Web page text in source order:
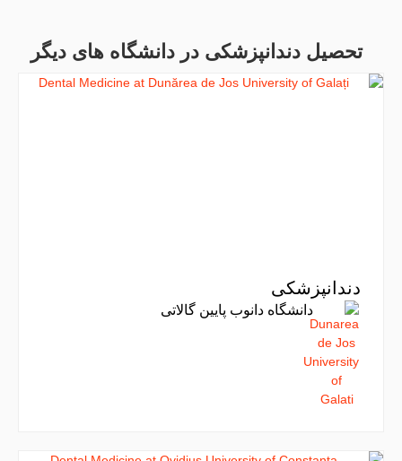
تحصیل دندانپزشکی در دانشگاه های دیگر
دندانپزشکی
دانشگاه دانوب پایین گالاتی